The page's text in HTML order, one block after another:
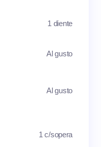
1 diente
Al gusto
Al gusto
1 c/sopera